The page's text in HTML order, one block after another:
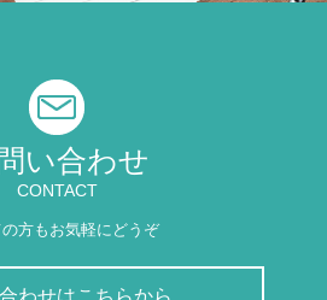
い合わせ
CONTACT
方もお気軽にどうぞ
わせはこちらから